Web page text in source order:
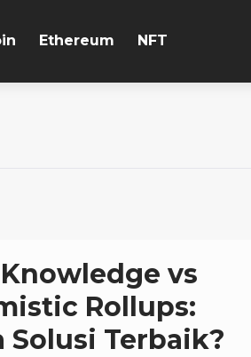
Ethereum NFT
vs
Rollups:
Solusi Terbaik?